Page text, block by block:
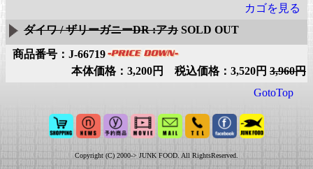
カゴを見る
ダイワ / ザリーガニーDR :アカ SOLD OUT
商品番号：J-66719
本体価格：3,200円 税込価格：3,520円 3,960円
GotoTop
Copyright (C) 2000-> JUNK FOOD. All RightsReserved.